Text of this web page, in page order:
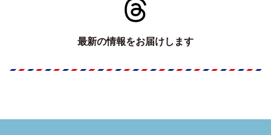
最新の情報をお届けします